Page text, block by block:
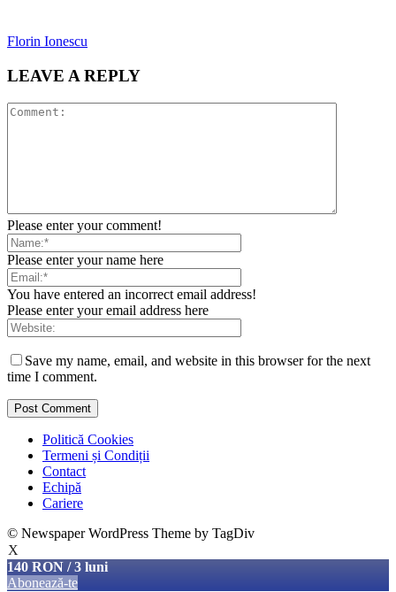
Florin Ionescu
LEAVE A REPLY
Please enter your comment!
Please enter your name here
You have entered an incorrect email address!
Please enter your email address here
Save my name, email, and website in this browser for the next
time I comment.
Politică Cookies
Termeni și Condiții
Contact
Echipă
Cariere
© Newspaper WordPress Theme by TagDiv
X
140 RON / 3 luni
Abonează-te